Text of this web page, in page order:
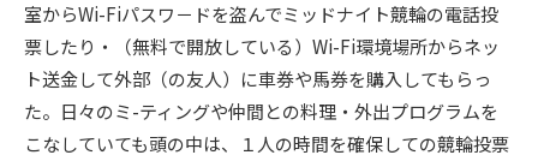
室からWi-Fiパスワ－ドを盗んでミッドナイト競輪の電話投
票したり・（無料で開放している）Wi-Fi環境場所からネッ
ト送金して外部（の友人）に車券や馬券を購入してもらっ
た。日々のミ-ティングや仲間との料理・外出プログラムを
こなしていても頭の中は、１人の時間を確保しての競輪投票